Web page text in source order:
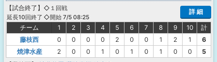
【試合終了 】
延長10回終了
◇１回戦
◇開始 7/5 08:25
詳 細
チーム 1 2 3 4 5 6 7 8 9 10
計
藤枝西
0 0 0 0 2 0 0 1 2 1
6
焼津水産
2 0 0 1 0 1 0 1 0 0
5